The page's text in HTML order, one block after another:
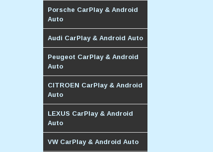
Porsche CarPlay & Android
Auto
Audi CarPlay & Android Auto
Peugeot CarPlay & Android
Auto
CITROEN CarPlay & Android
Auto
LEXUS CarPlay & Android
Auto
VW CarPlay & Android Auto